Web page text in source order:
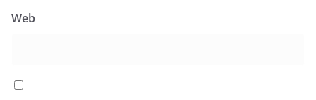
Web